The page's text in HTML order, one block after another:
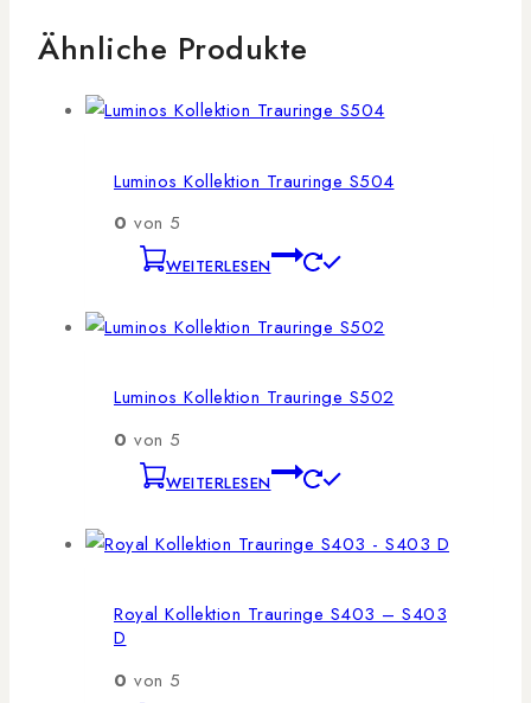
Ähnliche Produkte
Luminos Kollektion Trauringe S504
0 von 5
WEITERLESEN
Luminos Kollektion Trauringe S502
0 von 5
WEITERLESEN
Royal Kollektion Trauringe S403 – S403
D
0 von 5